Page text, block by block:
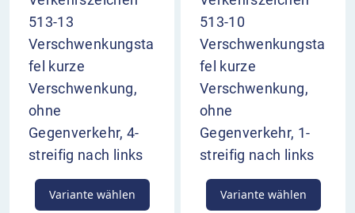
513-13
Verschwenkungsta
fel kurze
Verschwenkung,
ohne
Gegenverkehr, 4-
streifig nach links
Variante wählen
513-10
Verschwenkungsta
fel kurze
Verschwenkung,
ohne
Gegenverkehr, 1-
streifig nach links
Variante wählen